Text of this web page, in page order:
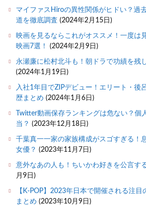
マイファスHiroの異性関係がヒドい？過
道を徹底調査 (2024年2月15日)
映画を見るならこれがオススメ！一度は
映画7選！
(2024年2月9日)
永瀬廉に松村北斗も！朝ドラで功績を残
(2024年1月19日)
入社1年目でZIPデビュー！エリート・後
歴まとめ (2024年1月6日)
Twitter動画保存ランキングは危ない？個
当？ (2023年12月18日)
千葉真一一家の家族構成がスゴすぎる！
女優？ (2023年11月7日)
意外なあの人も！ちいかわ好きを公言す
月9日)
【K-POP】2023年日本で開催される注目
まとめ (2023年10月9日)